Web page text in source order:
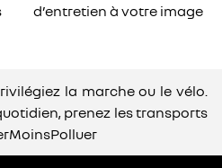
d’entretien à votre image
la marche ou le vélo.
prenez les transports